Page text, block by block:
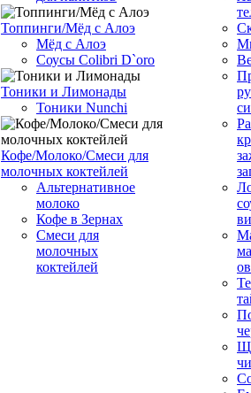
Топпинги/Мёд с Алоэ
Мёд с Алоэ
Соусы Colibri D`oro
Тоники и Лимонады
Тоники Nunchi
Кофе/Молоко/Смеси для
молочных коктейлей
Альтернативное
молоко
Кофе в Зернах
Смеси для
молочных
коктейлей